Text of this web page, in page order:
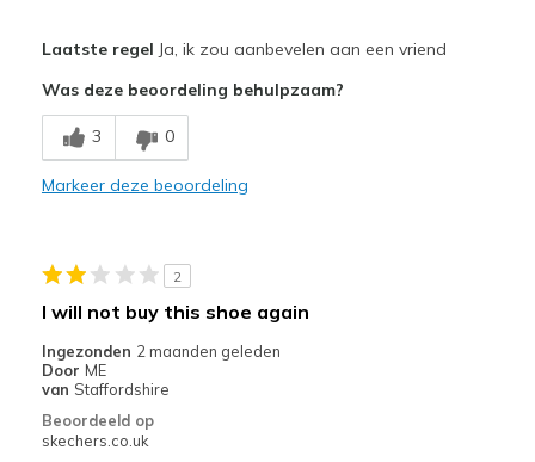
Stylish
Minpunten
Need Break In
Casual Wear
Sizing
View On Shoes
Laatste regel Ja, ik zou aanbevelen aan een vriend
Was deze beoordeling behulpzaam?
3 0
Markeer deze beoordeling
2
I will not buy this shoe again
Ingezonden 2 maanden geleden
Door ME
van Staffordshire
Beoordeeld op
skechers.co.uk